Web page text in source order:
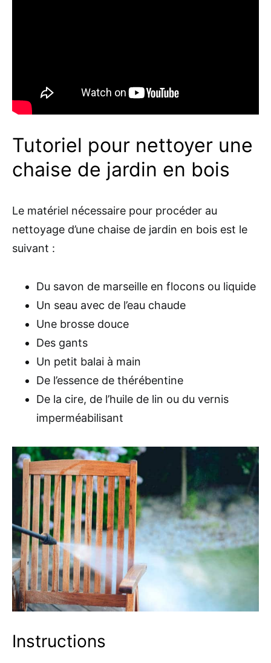
Tutoriel pour nettoyer une
chaise de jardin en bois
Le matériel nécessaire pour procéder au
nettoyage d’une chaise de jardin en bois est le
suivant :
Du savon de marseille en flocons ou liquide
Un seau avec de l’eau chaude
Une brosse douce
Des gants
Un petit balai à main
De l’essence de thérébentine
De la cire, de l’huile de lin ou du vernis
imperméabilisant
Instructions